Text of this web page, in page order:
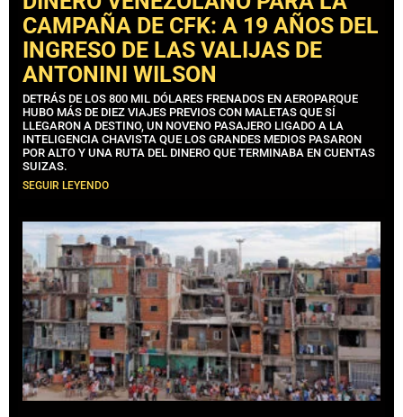
CAMPAÑA DE CFK: A 19 AÑOS DEL
INGRESO DE LAS VALIJAS DE
ANTONINI WILSON
DETRÁS DE LOS 800 MIL DÓLARES FRENADOS EN AEROPARQUE
HUBO MÁS DE DIEZ VIAJES PREVIOS CON MALETAS QUE SÍ
LLEGARON A DESTINO, UN NOVENO PASAJERO LIGADO A LA
INTELIGENCIA CHAVISTA QUE LOS GRANDES MEDIOS PASARON
POR ALTO Y UNA RUTA DEL DINERO QUE TERMINABA EN CUENTAS
SUIZAS.
SEGUIR LEYENDO